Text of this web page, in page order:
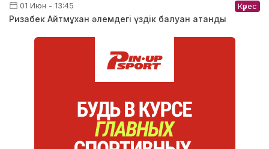
01 Июн - 13:45 Күрес
Ризабек Айтмұхан әлемдегі үздік балуан атанды